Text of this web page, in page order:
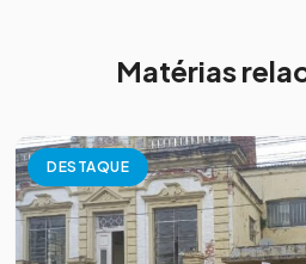
Matérias
DESTAQUE